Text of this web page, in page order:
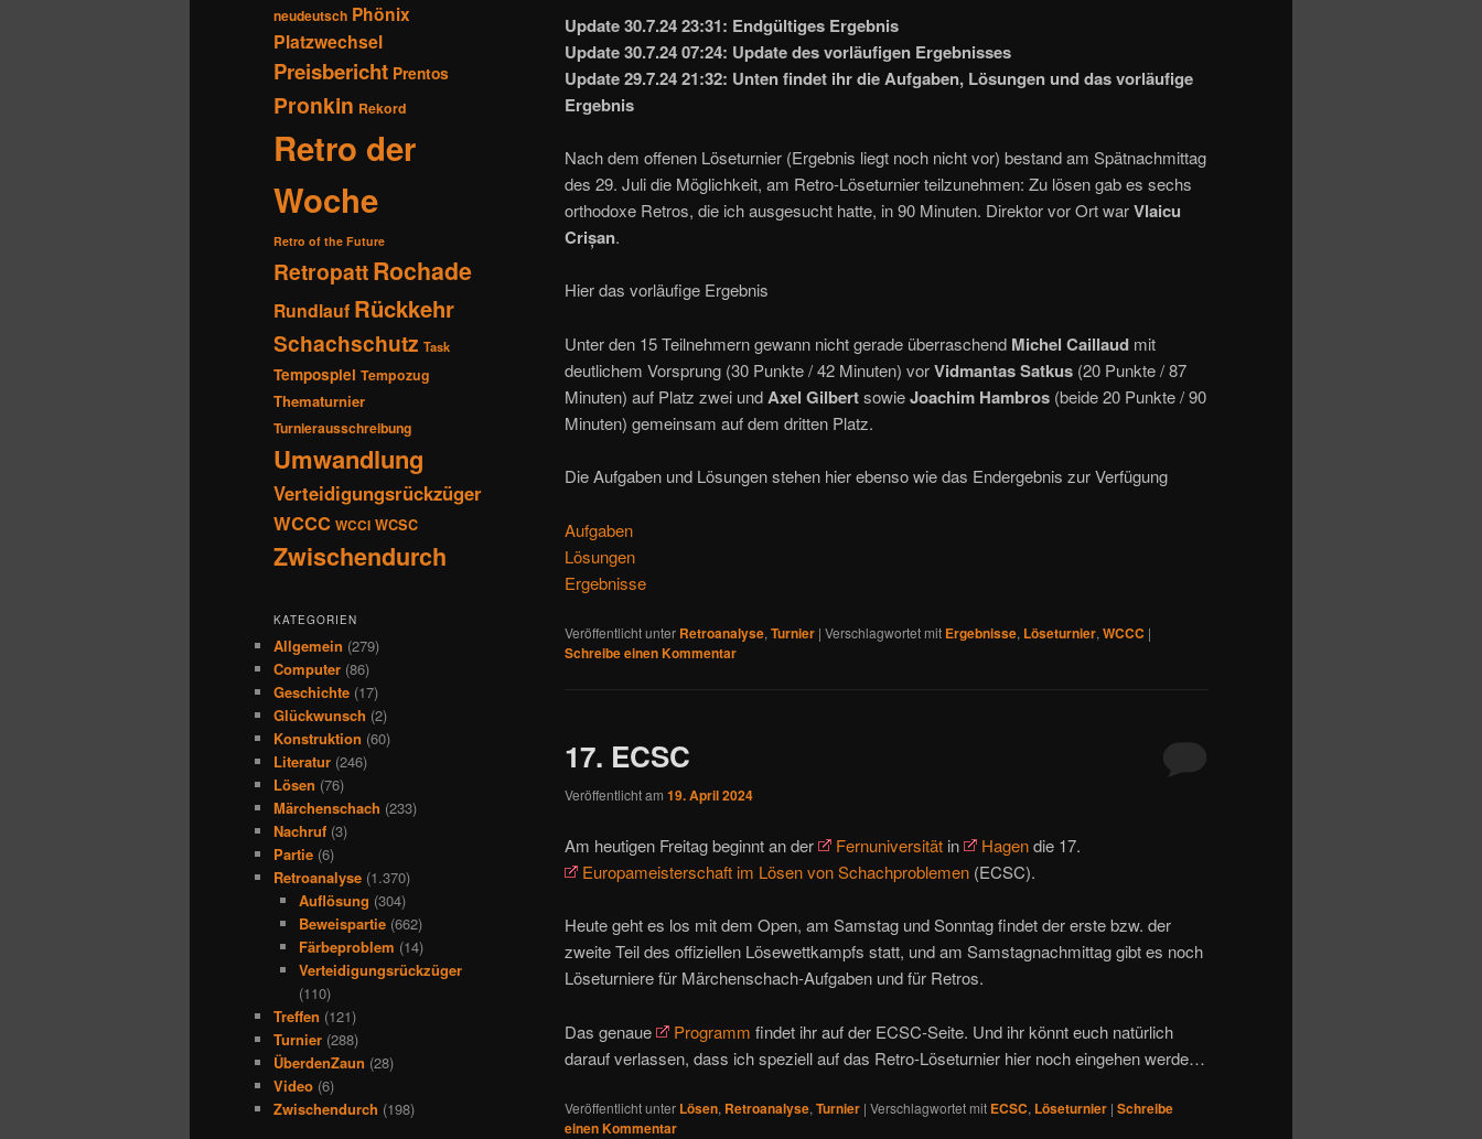
Update 30.7.24 23:31: Endgültiges Ergebnis
Update 30.7.24 07:24: Update des vorläufigen Ergebnisses
Update 29.7.24 21:32: Unten findet ihr die Aufgaben, Lösungen und das vorläufige
Ergebnis
Nach dem offenen Löseturnier (Ergebnis liegt noch nicht vor) bestand am Spätnachmittag
des 29. Juli die Möglichkeit, am Retro-Löseturnier teilzunehmen: Zu lösen gab es sechs
orthodoxe Retros, die ich ausgesucht hatte, in 90 Minuten. Direktor vor Ort warVlaicu
Crișan.
Hier das vorläufige Ergebnis
Unter den 15 Teilnehmern gewann nicht gerade überraschend Michel Caillaud mit
deutlichem Vorsprung (30 Punkte / 42 Minuten) vorVidmantas Satkus (20 Punkte / 87
Minuten) auf Platz zwei undAxel GilbertsowieJoachim Hambros (beide 20 Punkte / 90
Minuten) gemeinsam auf dem dritten Platz.
Die Aufgaben und Lösungen stehen hier ebenso wie das Endergebnis zur Verfügung
Aufgaben
Lösungen
Ergebnisse
Veröffentlicht unter Retroanalyse, Turnier | Verschlagwortet mit Ergebnisse, Löseturnier, WCCC |
Schreibe einen Kommentar
17. ECSC
Veröffentlicht am 19. April 2024
Am heutigen Freitag beginnt an der Fernuniversität in Hagendie 17.
Europameisterschaft im Lösen von Schachproblemen (ECSC).
Heute geht es los mit dem Open, am Samstag und Sonntag findet der erste bzw. der
zweite Teil des offiziellen Lösewettkampfs statt, und am Samstagnachmittag gibt es noch
Löseturniere für Märchenschach-Aufgaben und für Retros.
Das genaue Programm findet ihr auf der ECSC-Seite. Und ihr könnt euch natürlich
darauf verlassen, dass ich speziell auf das Retro-Löseturnier hier noch eingehen werde…
Veröffentlicht unter Lösen, Retroanalyse, Turnier | Verschlagwortet mit ECSC, Löseturnier | Schreibe
einen Kommentar
neudeutsch Phönix
Platzwechsel
Preisbericht Prentos
Pronkin Rekord
Retro der
Woche
Retro of the Future
RetropattRochade
Rundlauf Rückkehr
Schachschutz Task
Tempospiel Tempozug
Thematurnier
Turnierausschreibung
Umwandlung
Verteidigungsrückzüger
WCCC WCCI WCSC
Zwischendurch
KATEGORIEN
Allgemein (279)
Computer (86)
Geschichte (17)
Glückwunsch (2)
Konstruktion (60)
Literatur (246)
Lösen (76)
Märchenschach (233)
Nachruf (3)
Partie (6)
Retroanalyse (1.370)
Auflösung (304)
Beweispartie(662)
Färbeproblem (14)
Verteidigungsrückzüger
(110)
Treffen (121)
Turnier (288)
ÜberdenZaun (28)
Video (6)
Zwischendurch (198)